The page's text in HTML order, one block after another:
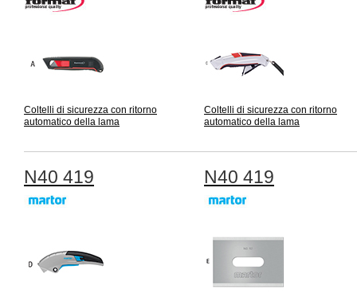
Coltelli di sicurezza con ritorno
automatico della lama
Coltelli di sicurezza con ritorno
automatico della lama
N40 419 N40 419